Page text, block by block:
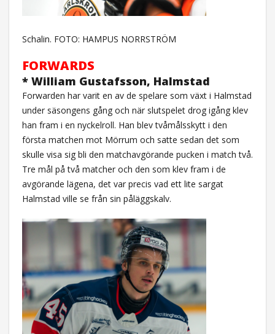
Schalin. FOTO: HAMPUS NORRSTRÖM
FORWARDS
* William Gustafsson, Halmstad
Forwarden har varit en av de spelare som växt i Halmstad
under säsongens gång och när slutspelet drog igång klev
han fram i en nyckelroll. Han blev tvåmålsskytt i den
första matchen mot Mörrum och satte sedan det som
skulle visa sig bli den matchavgörande pucken i match två.
Tre mål på två matcher och den som klev fram i de
avgörande lägena, det var precis vad ett lite sargat
Halmstad ville se från sin påläggskalv.